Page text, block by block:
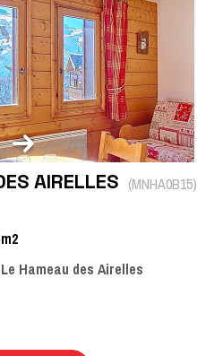
AIRELLES (MNHA0B15)
m2
Le Hameau des Airelles